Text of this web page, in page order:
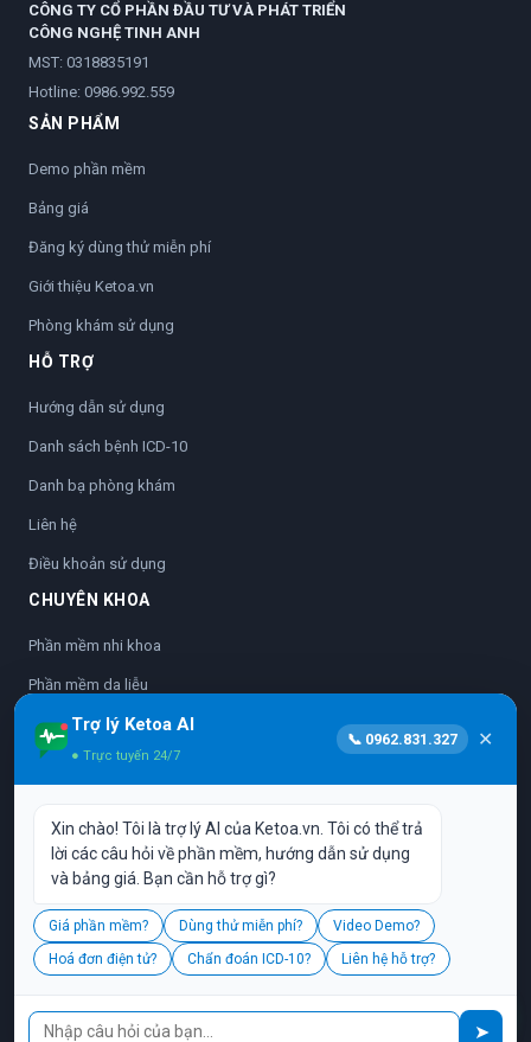
CÔNG TY CỔ PHẦN ĐẦU TƯ VÀ PHÁT TRIỂN
CÔNG NGHỆ TINH ANH
MST: 0318835191
Hotline: 0986.992.559
SẢN PHẨM
Demo phần mềm
Bảng giá
Đăng ký dùng thử miễn phí
Giới thiệu Ketoa.vn
Phòng khám sử dụng
HỖ TRỢ
Hướng dẫn sử dụng
Danh sách bệnh ICD-10
Danh bạ phòng khám
Liên hệ
Điều khoản sử dụng
CHUYÊN KHOA
Phần mềm nhi khoa
Phần mềm da liễu
Phần mềm nhãn khoa
Phần mềm sản phụ khoa
Phần mềm y học cổ truyền
Vận hành bởi:CÔNG TY TNHH PHẦN MỀM TINH ANH
L17-11, Tầng 17, Tòa nhà Vincom Center, 72 Lê Thánh Tôn, P. Bến
Nghé, Q. 1, TP. HCM
📞
Trợ lý Ketoa AI
● Trực tuyến 24/7
📞 0962.831.327 ✕
Xin chào! Tôi là trợ lý AI của Ketoa.vn. Tôi có thể trả
lời các câu hỏi về phần mềm, hướng dẫn sử dụng
và bảng giá. Bạn cần hỗ trợ gì?
Giá phần mềm? Dùng thử miễn phí?
Video Demo?
Hoá đơn điện tử?
Chẩn đoán ICD-10? Liên hệ hỗ trợ?
➤